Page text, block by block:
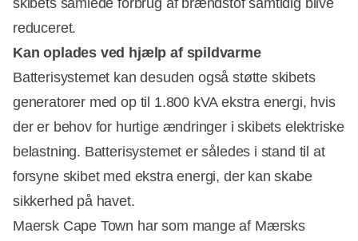
skibets samlede forbrug af brændstof samtidig blive
reduceret.
Kan oplades ved hjælp af spildvarme
Batterisystemet kan desuden også støtte skibets
generatorer med op til 1.800 kVA ekstra energi, hvis
der er behov for hurtige ændringer i skibets elektriske
belastning. Batterisystemet er således i stand til at
forsyne skibet med ekstra energi, der kan skabe
sikkerhed på havet.
Maersk Cape Town har som mange af Mærsks